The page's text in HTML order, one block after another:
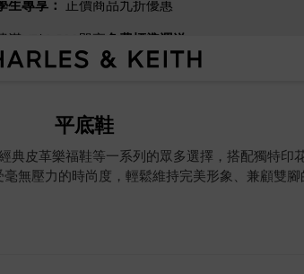
平底鞋
典皮革樂福鞋等一系列的眾多選擇，搭配獨特印
無壓力的時尚度，輕鬆維持完美形象、兼顧雙腳